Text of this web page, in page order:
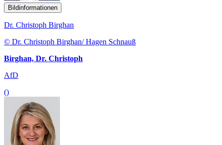
Bildinformationen
Dr. Christoph Birghan
© Dr. Christoph Birghan/ Hagen Schnauß
Birghan, Dr. Christoph
AfD
()